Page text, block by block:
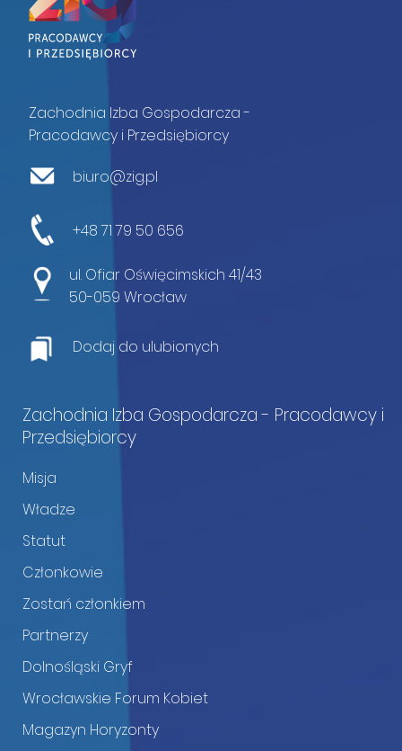
Zachodnia Izba Gospodarcza -
Pracodawcy i Przedsiębiorcy
biuro@zig.pl
+48 71 79 50 656
ul. Ofiar Oświęcimskich 41/43
50-059 Wrocław
Dodaj do ulubionych
Zachodnia Izba Gospodarcza - Pracodawcy i
Przedsiębiorcy
Misja
Władze
Statut
Członkowie
Zostań członkiem
Partnerzy
Dolnośląski Gryf
Wrocławskie Forum Kobiet
Magazyn Horyzonty